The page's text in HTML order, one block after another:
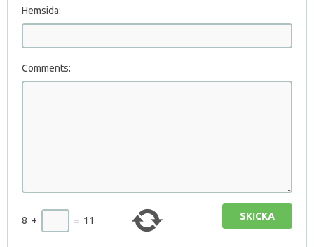
Hemsida:
Comments:
SKICKA
8 + = 11